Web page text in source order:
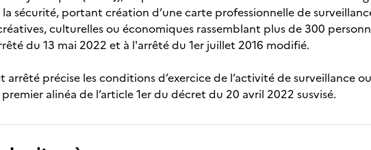
sécurité, portant création d’une carte professionnelle de
culturelles ou économiques rassemblant plus de 300
du 13 mai 2022 et à l'arrêté du 1er juillet 2016 modifié.
arrêté précise les conditions d’exercice de l’activité de surveillance
alinéa de l’article 1er du décret du 20 avril 2022 susvisé.